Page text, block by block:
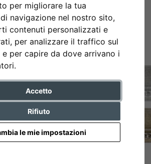
per migliorare la tua
navigazione nel nostro sito,
contenuti personalizzati e
per analizzare il traffico sul
per capire da dove arrivano i
Accetto
Rifiuto
le mie impostazioni